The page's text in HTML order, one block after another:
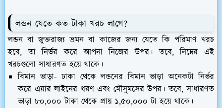
লন্ডন যেতে কত টাকা খরচ লাগে?
লন্ডন বা জুক্তরাজ্য ভ্রমন বা কাজের জন্য যেতে কি পরিমাণ খরচ
হবে, তা নির্ভর করে আপনা নিজের উপর। তবে, নিম্নের এই
খরচগুলো সাধারণত হয়ে থাকে।
বিমান ভাড়া- ঢাকা থেকে লন্ডনের বিমান ভাড়া অনেকটা নির্ভর
করে এয়ার লাইনের ধরণ এবং মৌসুমসের উপর। তবে, সাধারণত
ভাড়া ৮০,০০০ টাকা থেকে প্রায় ১,৫০,০০০ টা হয়ে থাকে।